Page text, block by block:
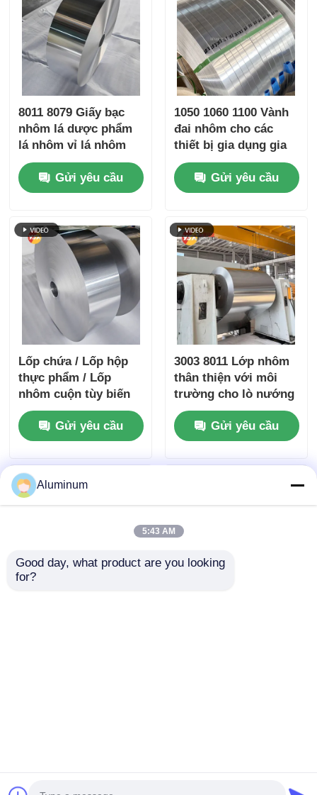
8011 8079 Giấy bạc
nhôm lá dược phẩm
lá nhôm vỉ lá nhôm
dyne cao dễ bóc
chống trẻ em lá bạc
vàng dập nổi bảo
tế lá chắn
Gửi yêu cầu
1050 1060 1100 Vành
đai nhôm cho các
thiết bị gia dụng gia
đình Thiết bị thể thao
Gửi yêu cầu
Lốp chứa / Lốp hộp
thực phẩm / Lốp
nhôm cuộn tùy biến
ốc hợp kim 3003 &
8011 ốp bao bì thực
phẩm ốc chống ẩm &
Gửi yêu cầu
3003 8011 Lớp nhôm
thân thiện với môi
trường cho lò nướng
Gửi yêu cầu
Aluminum
5:43 AM
Good day, what product are you looking
for?